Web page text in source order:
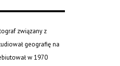
związany z
geografię na
w 1970